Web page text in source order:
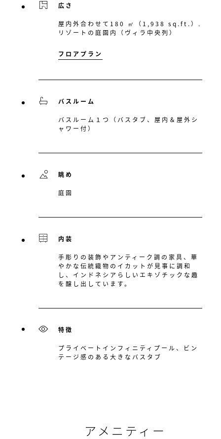
広さ
屋内外合わせて180 ㎡（1,938 sq.ft.）.
リゾートの庭園内（ヴィラ中央列）
フロアプラン
バスルーム
バスルーム１つ（バスタブ、屋内＆屋外シ
ャワー付）
眺め
庭園
内装
手彫りの装飾やアンティーク調の家具、華
やかな伝統織物のイカットが見事に調和
し、インドネシアらしいエキゾチックな趣
を醸し出しています。
特徴
プライベートインフィニティプール、ビン
テージ感のある大きなバスタブ
アメニティー